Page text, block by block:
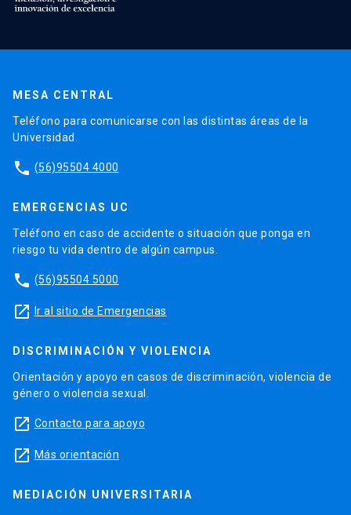
MESA CENTRAL
Teléfono para comunicarse con las distintas áreas de la
Universidad.
phone (56)95504 4000
EMERGENCIAS UC
Teléfono en caso de accidente o situación que ponga en
riesgo tu vida dentro de algún campus.
phone (56)95504 5000
launch Ir al sitio de Emergencias
DISCRIMINACIÓN Y VIOLENCIA
Orientación y apoyo en casos de discriminación, violencia de
género o violencia sexual.
launch Contacto para apoyo
launch Más orientación
MEDIACIÓN UNIVERSITARIA